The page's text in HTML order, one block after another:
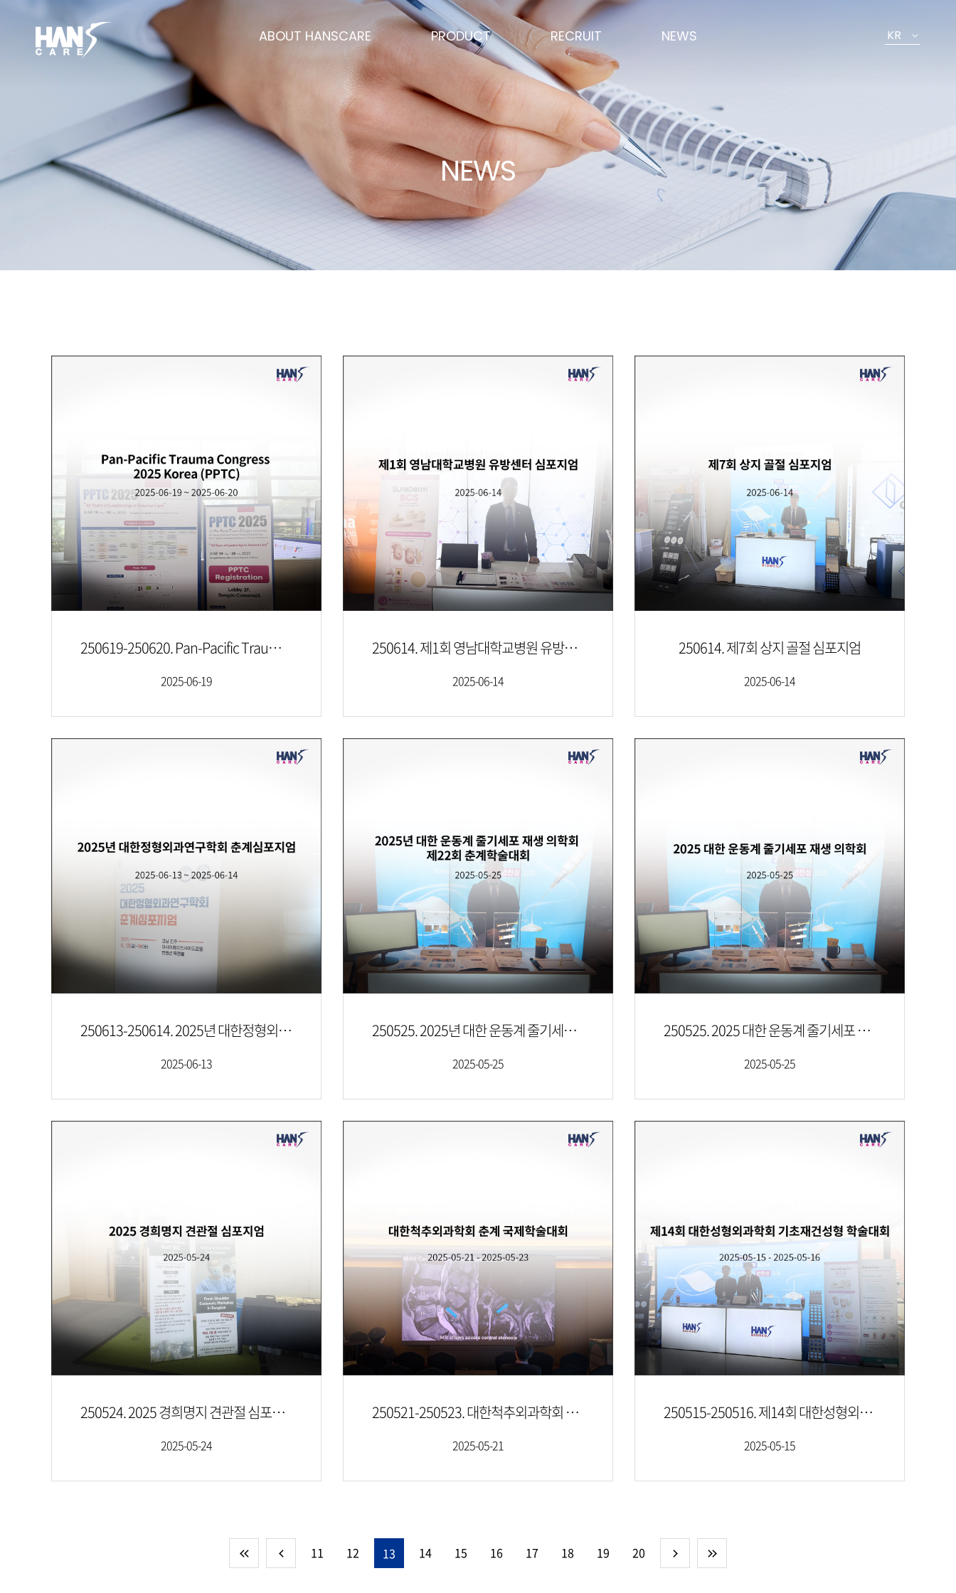
ABOUT HANSCARE PRODUCT RECRUIT NEWS KR
NEWS
250619-250620. Pan-Pacific Trauma Congress 2025 Korea (PPTC)
2025-06-19
250614. 제1회 영남대학교병원 유방센터 심포지엄
2025-06-14
250614. 제7회 상지 골절 심포지엄
2025-06-14
250613-250614. 2025년 대한정형외과연구학회 춘계심포지엄
2025-06-13
250525. 2025년 대한 운동계 줄기세포 재생의학회 제22회 춘계학술대회
2025-05-25
250525. 2025 대한 운동계 줄기세포 재생 의학회
2025-05-25
250524. 2025 경희명지 견관절 심포지엄
2025-05-24
250521-250523. 대한척추외과학회 춘계 국제학술대회
2025-05-21
250515-250516. 제14회 대한성형외과학회 기초재건성형 학술대회
2025-05-15
11 12 13 14 15 16 17 18 19 20